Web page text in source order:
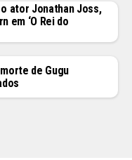
ator Jonathan Joss,
em ‘O Rei do
de Gugu